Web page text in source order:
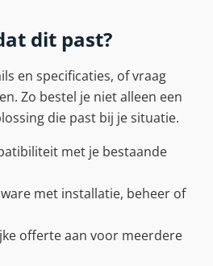
dit past?
en specificaties, of vraag
Zo bestel je niet alleen een
die past bij je situatie.
met je bestaande
met installatie, beheer of
offerte aan voor meerdere